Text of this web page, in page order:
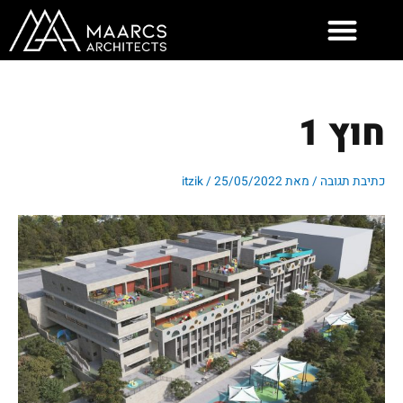
חוץ 1
כתיבת תגובה / מאת itzik/ 25/05/2022